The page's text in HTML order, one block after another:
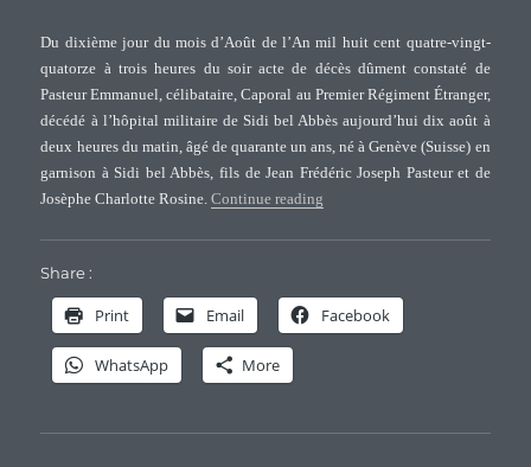
Du dixième jour du mois d’Août de l’An mil huit cent quatre-vingt-
quatorze à trois heures du soir acte de décès dûment constaté de
Pasteur Emmanuel, célibataire, Caporal au Premier Régiment Étranger,
décédé à l’hôpital militaire de Sidi bel Abbès aujourd’hui dix août à
deux heures du matin, âgé de quarante un ans, né à Genève (Suisse) en
garnison à Sidi bel Abbès, fils de Jean Frédéric Joseph Pasteur et de
Josèphe Charlotte Rosine.Continue reading
Share :
Print Email Facebook
WhatsApp More